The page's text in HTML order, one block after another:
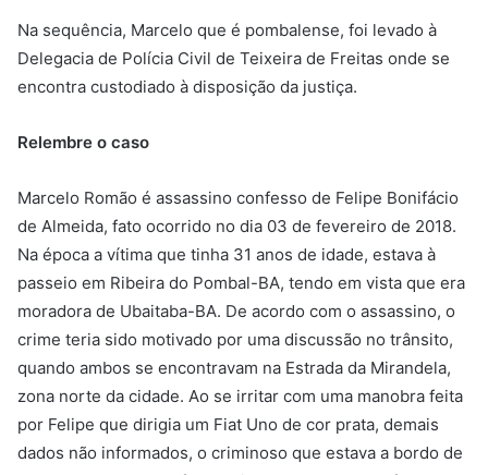
Na sequência, Marcelo que é pombalense, foi levado à
Delegacia de Polícia Civil de Teixeira de Freitas onde se
encontra custodiado à disposição da justiça.
Relembre o caso
Marcelo Romão é assassino confesso de Felipe Bonifácio
de Almeida, fato ocorrido no dia 03 de fevereiro de 2018.
Na época a vítima que tinha 31 anos de idade, estava à
passeio em Ribeira do Pombal-BA, tendo em vista que era
moradora de Ubaitaba-BA. De acordo com o assassino, o
crime teria sido motivado por uma discussão no trânsito,
quando ambos se encontravam na Estrada da Mirandela,
zona norte da cidade. Ao se irritar com uma manobra feita
por Felipe que dirigia um Fiat Uno de cor prata, demais
dados não informados, o criminoso que estava a bordo de